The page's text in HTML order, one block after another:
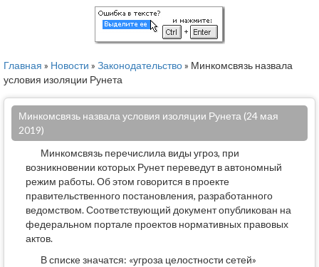
Главная » Новости » Законодательство» Минкомсвязь назвала
условия изоляции Рунета
Минкомсвязь назвала условия изоляции Рунета (24 мая
2019)
Минкомсвязь перечислила виды угроз, при
возникновении которых Рунет переведут в автономный
режим работы. Об этом говорится в проекте
правительственного постановления, разработанного
ведомством. Соответствующий документ опубликован на
федеральном портале проектов нормативных правовых
актов.
В списке значатся: «угроза целостности сетей»